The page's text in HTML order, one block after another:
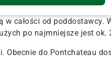
produkowanych w
całości od poddostawcy.
po najmniejsze jest ok.
do Pontchateau